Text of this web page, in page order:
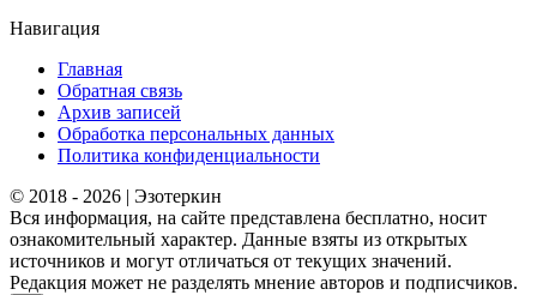
Навигация
Главная
Обратная связь
Архив записей
Обработка персональных данных
Политика конфиденциальности
© 2018 - 2026 | Эзотеркин
Вся информация, на сайте представлена бесплатно, носит
ознакомительный характер. Данные взяты из открытых
источников и могут отличаться от текущих значений.
Редакция может не разделять мнение авторов и подписчиков.